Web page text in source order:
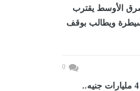
الأوسط يقترب
ويطالب بوقف
0
بميزانية تفوق 4 مليارات جنيه..